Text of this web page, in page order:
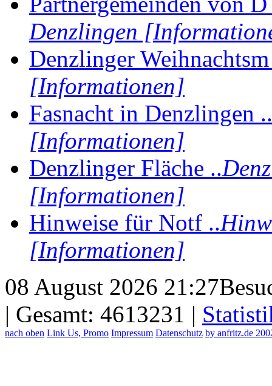
Denzlingen
Denzlinger
[Informationen]
Fasnacht in Denzlingen ..
[Informationen]
Denzlinger Fläche ..
[Informationen]
Hinweise für Notf ..
[Informationen]
08 August 2026 21:27
| Gesamt: 4613231 |
nach oben Link Us, Promo Impressum Datenschutz by anfritz.de